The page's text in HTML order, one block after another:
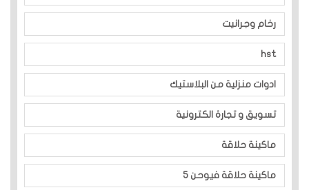
رخام وجرانيت
hst
ادوات منزلية من البلاستيك
تسويق و تجارة الكترونية
ماكينة حلاقة
ماكينة حلاقة فيوحن 5